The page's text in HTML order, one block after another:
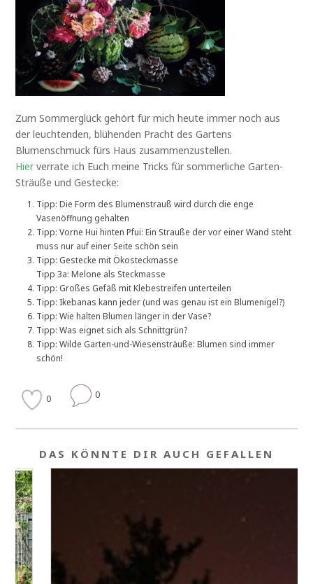
Zum Sommerglück gehört für mich heute immer noch aus
der leuchtenden, blühenden Pracht des Gartens
Blumenschmuck fürs Haus zusammenzustellen.
Hier verrate ich Euch meine Tricks für sommerliche Garten-
Sträuße und Gestecke:
Tipp: Die Form des Blumenstrauß wird durch die enge
Vasenöffnung gehalten
Tipp: Vorne Hui hinten Pfui: Ein Strauße der vor einer Wand steht
muss nur auf einer Seite schön sein
Tipp: Gestecke mit Ökosteckmasse
Tipp 3a: Melone als Steckmasse
Tipp: Großes Gefäß mit Klebestreifen unterteilen
Tipp: Ikebanas kann jeder (und was genau ist ein Blumenigel?)
Tipp: Wie halten Blumen länger in der Vase?
Tipp: Was eignet sich als Schnittgrün?
Tipp: Wilde Garten-und-Wiesensträuße: Blumen sind immer
schön!
0 0
DAS KÖNNTE DIR AUCH GEFALLEN